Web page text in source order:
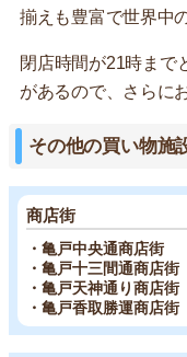
揃えも豊富で世界中
閉店時間が21時まで
があるので、さらに
その他の買い物施
商店街
・亀戸中央通商店街
・亀戸十三間通商店街
・亀戸天神通り商店街
・亀戸香取勝運商店街